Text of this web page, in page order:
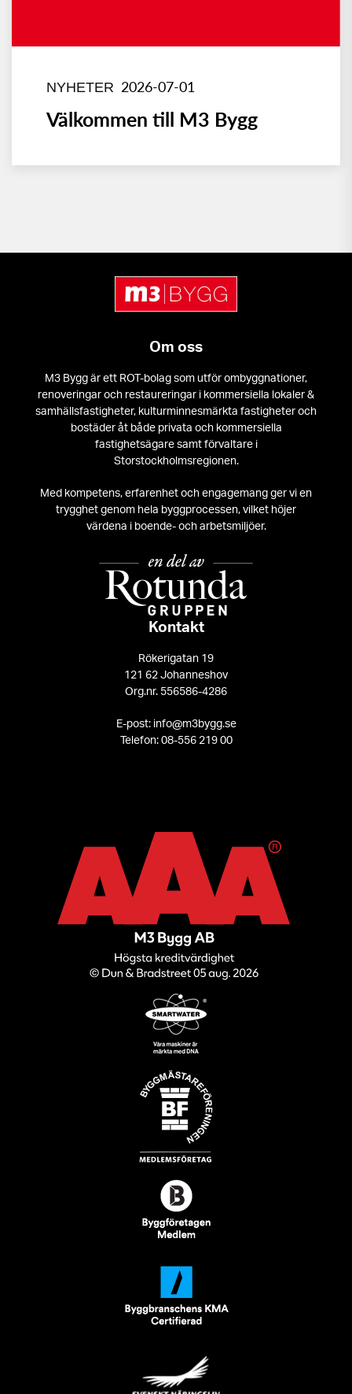
NYHETER 2026-07-01
Välkommen till M3 Bygg
Om oss
M3 Bygg är ett ROT-bolag som utför ombyggnationer,
renoveringar och restaureringar i kommersiella lokaler &
samhällsfastigheter, kulturminnesmärkta fastigheter och
bostäder åt både privata och kommersiella
fastighetsägare samt förvaltare i
Storstockholmsregionen.
Med kompetens, erfarenhet och engagemang ger vi en
trygghet genom hela byggprocessen, vilket höjer
värdena i boende- och arbetsmiljöer.
Kontakt
Rökerigatan 19
121 62 Johanneshov
Org.nr. 556586-4286
E-post: info@m3bygg.se
Telefon: 08-556 219 00